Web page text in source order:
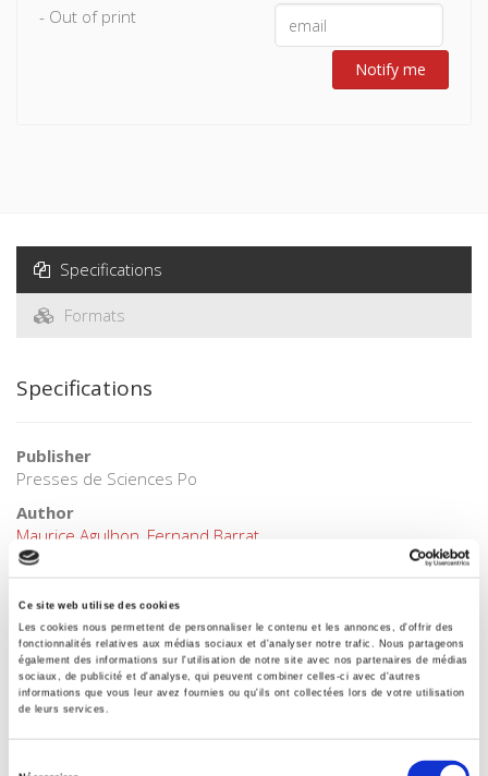
Ce site web utilise des cookies
Les cookies nous permettent de personnaliser le contenu et les annonces, d'offrir des
fonctionnalités relatives aux médias sociaux et d'analyser notre trafic. Nous partageons
également des informations sur l'utilisation de notre site avec nos partenaires de médias
sociaux, de publicité et d'analyse, qui peuvent combiner celles-ci avec d'autres
informations que vous leur avez fournies ou qu'ils ont collectées lors de votre utilisation
de leurs services.
- Out of print
Notify me
Specifications
Formats
Specifications
Publisher
Presses de Sciences Po
Author
Maurice Agulhon Fernand Barrat
Collection
Language
French
Tags
,
Publisher Category